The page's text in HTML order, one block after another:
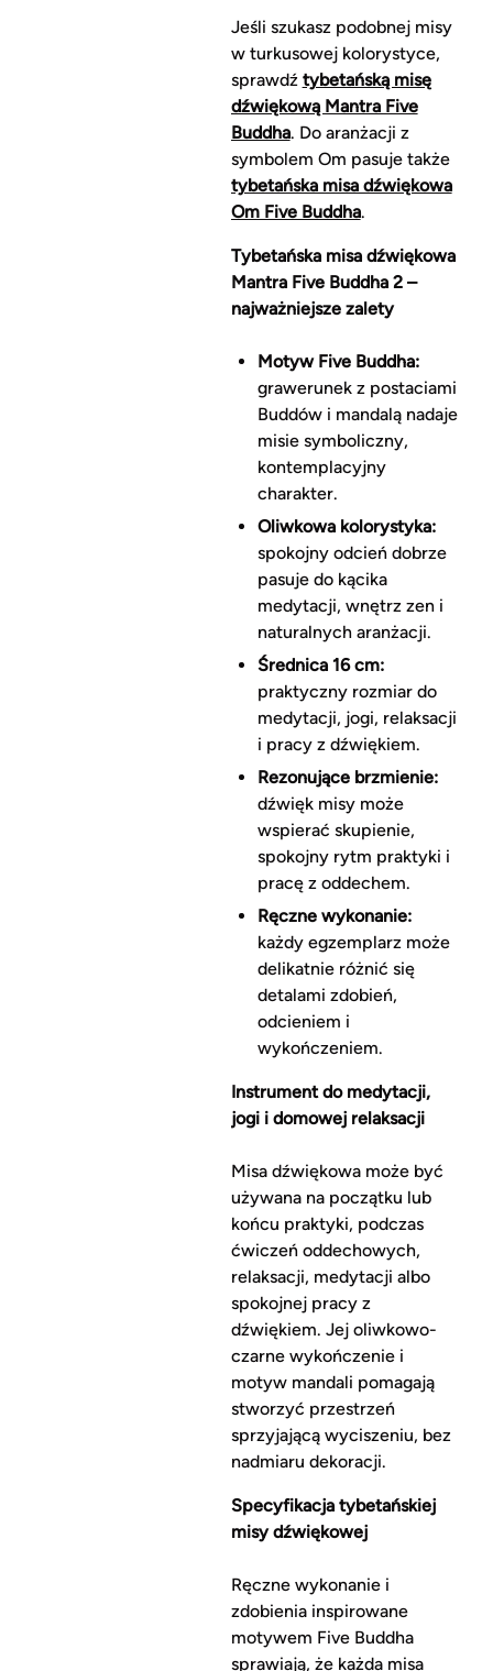
Jeśli szukasz podobnej misy
w turkusowej kolorystyce,
sprawdź tybetańską misę
dźwiękową Mantra Five
Buddha. Do aranżacji z
symbolem Om pasuje także
tybetańska misa dźwiękowa
Om Five Buddha.
Tybetańska misa dźwiękowa
Mantra Five Buddha 2 –
najważniejsze zalety
Motyw Five Buddha:
grawerunek z postaciami
Buddów i mandalą nadaje
misie symboliczny,
kontemplacyjny
charakter.
Oliwkowa kolorystyka:
spokojny odcień dobrze
pasuje do kącika
medytacji, wnętrz zen i
naturalnych aranżacji.
Średnica 16 cm:
praktyczny rozmiar do
medytacji, jogi, relaksacji
i pracy z dźwiękiem.
Rezonujące brzmienie:
dźwięk misy może
wspierać skupienie,
spokojny rytm praktyki i
pracę z oddechem.
Ręczne wykonanie:
każdy egzemplarz może
delikatnie różnić się
detalami zdobień,
odcieniem i
wykończeniem.
Instrument do medytacji,
jogi i domowej relaksacji
Misa dźwiękowa może być
używana na początku lub
końcu praktyki, podczas
ćwiczeń oddechowych,
relaksacji, medytacji albo
spokojnej pracy z
dźwiękiem. Jej oliwkowo-
czarne wykończenie i
motyw mandali pomagają
stworzyć przestrzeń
sprzyjającą wyciszeniu, bez
nadmiaru dekoracji.
Specyfikacja tybetańskiej
misy dźwiękowej
Ręczne wykonanie i
zdobienia inspirowane
motywem Five Buddha
sprawiają, że każda misa